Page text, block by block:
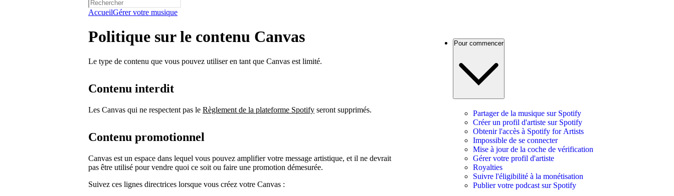
AccueilGérer votre musique
Politique sur le contenu Canvas
Le type de contenu que vous pouvez utiliser en tant que Canvas est limité.
Contenu interdit
Les Canvas qui ne respectent pas le Règlement de la plateforme Spotify seront supprimés.
Contenu promotionnel
Canvas est un espace dans lequel vous pouvez amplifier votre message artistique, et il ne devrait
pas être utilisé pour vendre quoi ce soit ou faire une promotion démesurée.
Suivez ces lignes directrices lorsque vous créez votre Canvas :
Pour commencer
Partager de la musique sur Spotify
Créer un profil d'artiste sur Spotify
Obtenir l'accès à Spotify for Artists
Impossible de se connecter
Mise à jour de la coche de vérification
Gérer votre profil d'artiste
Royalties
Suivre l'éligibilité à la monétisation
Publier votre podcast sur Spotify